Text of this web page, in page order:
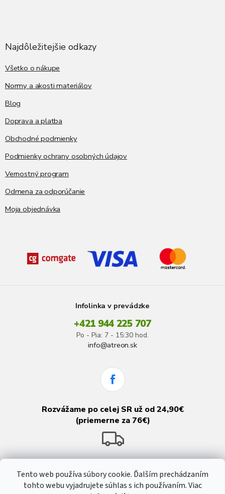
Tento web používa súbory cookie. Ďalším prechádzaním
tohto webu vyjadrujete súhlas s ich používaním. Viac
i
Najdôležitejšie odkazy
Všetko o nákupe
Normy a akosti materiálov
Blog
Doprava a platba
Obchodné podmienky
Podmienky ochrany osobných údajov
Vernostný program
Odmena za odporúčanie
Moja objednávka
Infolinka v prevádzke
+421 944 225 707
Po - Pia: 7 - 15:30 hod.
info@atreon.sk
Rozvážame po celej SR už od 24,90€
(priemerne za 76€)